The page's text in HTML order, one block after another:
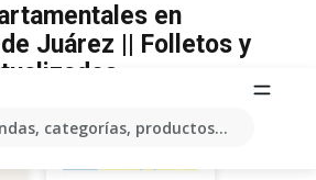
categorías, productos...
en
Juárez || Folletos y